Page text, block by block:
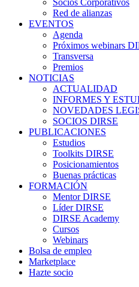
Socios Corporativos
Red de alianzas
EVENTOS
Agenda
Próximos webinars
Transversa
Premios
NOTICIAS
ACTUALIDAD
INFORMES Y
NOVEDADES
SOCIOS DIRSE
PUBLICACIONES
Estudios
Toolkits DIRSE
Posicionamientos
Buenas prácticas
FORMACIÓN
Mentor DIRSE
Líder DIRSE
DIRSE Academy
Cursos
Webinars
Bolsa de empleo
Marketplace
Hazte socio